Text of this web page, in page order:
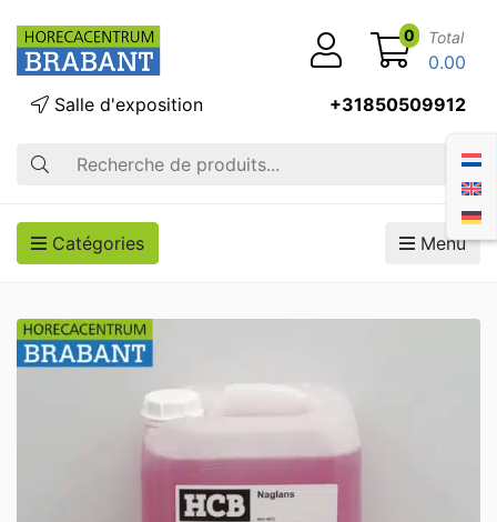
Recherche
Salle d'exposition +31850509912
0 Total
0.00
Catégories Menu